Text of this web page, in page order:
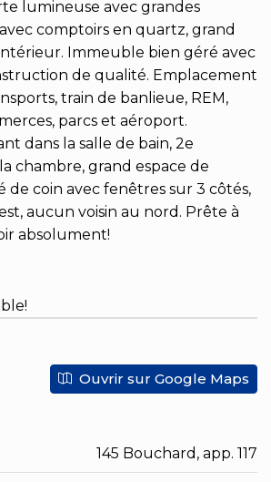
lumineuse avec grandes
comptoirs en quartz, grand
Immeuble bien géré avec
de qualité. Emplacement
train de banlieue, REM,
parcs et aéroport.
dans la salle de bain, 2e
chambre, grand espace de
de coin avec fenêtres sur 3 côtés,
aucun voisin au nord. Prête à
absolument!
Ouvrir sur Google Maps
145 Bouchard, app. 117